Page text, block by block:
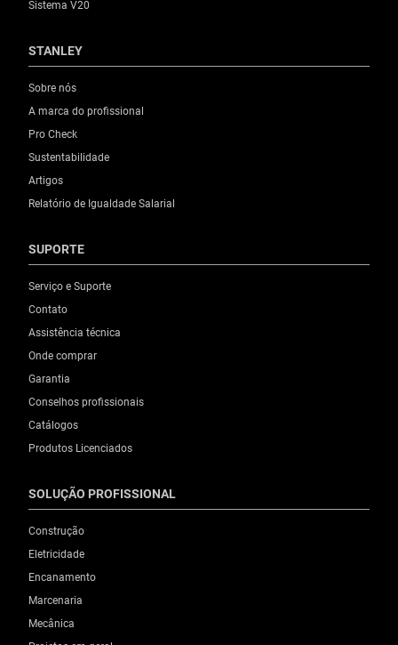
Sistema V20
STANLEY
Sobre nós
A marca do profissional
Pro Check
Sustentabilidade
Artigos
Relatório de Igualdade Salarial
SUPORTE
Serviço e Suporte
Contato
Assistência técnica
Onde comprar
Garantia
Conselhos profissionais
Catálogos
Produtos Licenciados
SOLUÇÃO PROFISSIONAL
Construção
Eletricidade
Encanamento
Marcenaria
Mecânica